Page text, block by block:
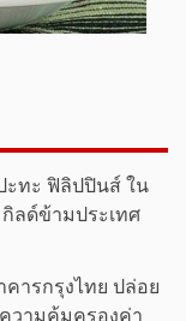
ะทะ ฟิลิปปินส์ ใน
กิลด์ข้ามประเทศ
คารกรุงไทย ปล่อย
ความคุ้มครองค่า